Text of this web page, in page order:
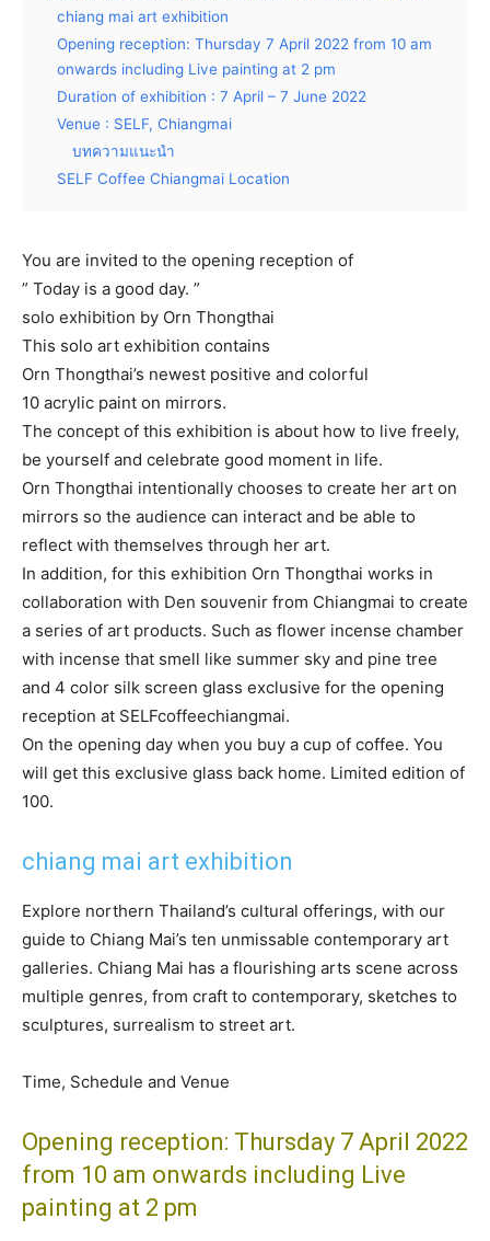
chiang mai art exhibition
Opening reception: Thursday 7 April 2022 from 10 am
onwards including Live painting at 2 pm
Duration of exhibition : 7 April – 7 June 2022
Venue : SELF, Chiangmai
บทความแนะนำ
SELF Coffee Chiangmai Location
You are invited to the opening reception of
” Today is a good day. ”
solo exhibition by Orn Thongthai
This solo art exhibition contains
Orn Thongthai’s newest positive and colorful
10 acrylic paint on mirrors.
The concept of this exhibition is about how to live freely,
be yourself and celebrate good moment in life.
Orn Thongthai intentionally chooses to create her art on
mirrors so the audience can interact and be able to
reflect with themselves through her art.
In addition, for this exhibition Orn Thongthai works in
collaboration with Den souvenir from Chiangmai to create
a series of art products. Such as flower incense chamber
with incense that smell like summer sky and pine tree
and 4 color silk screen glass exclusive for the opening
reception at SELFcoffeechiangmai.
On the opening day when you buy a cup of coffee. You
will get this exclusive glass back home. Limited edition of
100.
chiang mai art exhibition
Explore northern Thailand’s cultural offerings, with our
guide to Chiang Mai’s ten unmissable contemporary art
galleries. Chiang Mai has a flourishing arts scene across
multiple genres, from craft to contemporary, sketches to
sculptures, surrealism to street art.
Time, Schedule and Venue
Opening reception: Thursday 7 April 2022
from 10 am onwards including Live
painting at 2 pm